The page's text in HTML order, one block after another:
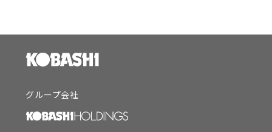
グループ会社